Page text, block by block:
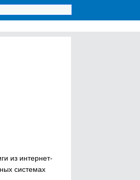
из интернет-
системах